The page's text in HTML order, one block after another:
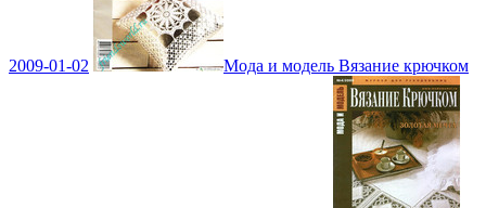
2009-01-02 Мода и модель Вязание крючком